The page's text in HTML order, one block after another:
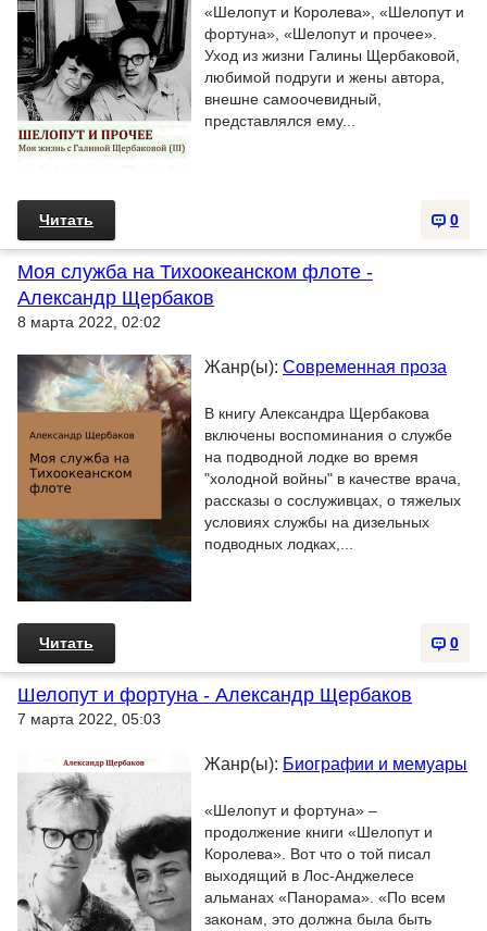
«Шелопут и Королева», «Шелопут и
фортуна», «Шелопут и прочее».
Уход из жизни Галины Щербаковой,
любимой подруги и жены автора,
внешне самоочевидный,
представлялся ему...
0
Читать
Моя служба на Тихоокеанском флоте -
Александр Щербаков
8 марта 2022, 02:02
Жанр(ы): Современная проза
В книгу Александра Щербакова
включены воспоминания о службе
на подводной лодке во время
"холодной войны" в качестве врача,
рассказы о сослуживцах, о тяжелых
условиях службы на дизельных
подводных лодках,...
0
Читать
Шелопут и фортуна - Александр Щербаков
7 марта 2022, 05:03
Жанр(ы): Биографии и мемуары
«Шелопут и фортуна» –
продолжение книги «Шелопут и
Королева». Вот что о той писал
выходящий в Лос-Анджелесе
альманах «Панорама». «По всем
законам, это должна была быть